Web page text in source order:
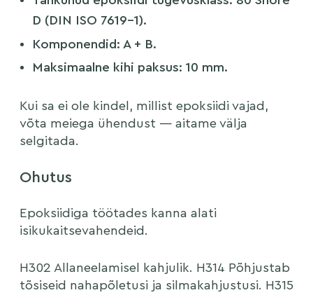
D (DIN ISO 7619-1).
Komponendid: A + B.
Maksimaalne kihi paksus: 10 mm.
Kui sa ei ole kindel, millist epoksiidi vajad,
võta meiega ühendust — aitame välja
selgitada.
Ohutus
Epoksiidiga töötades kanna alati
isikukaitsevahendeid.
H302 Allaneelamisel kahjulik. H314 Põhjustab
tõsiseid nahapõletusi ja silmakahjustusi. H315